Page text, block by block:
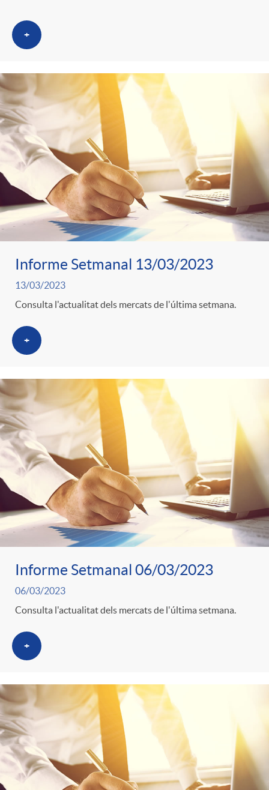
+
Informe Setmanal 13/03/2023
13/03/2023
Consulta l'actualitat dels mercats de l'última setmana.
+
Informe Setmanal 06/03/2023
06/03/2023
Consulta l'actualitat dels mercats de l'última setmana.
+